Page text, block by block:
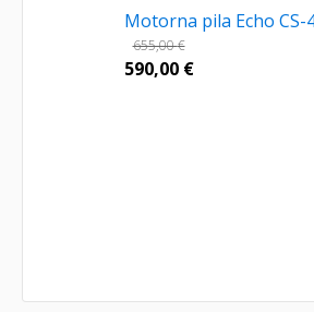
Motorna pila Echo CS-
655,00€
590,00 €